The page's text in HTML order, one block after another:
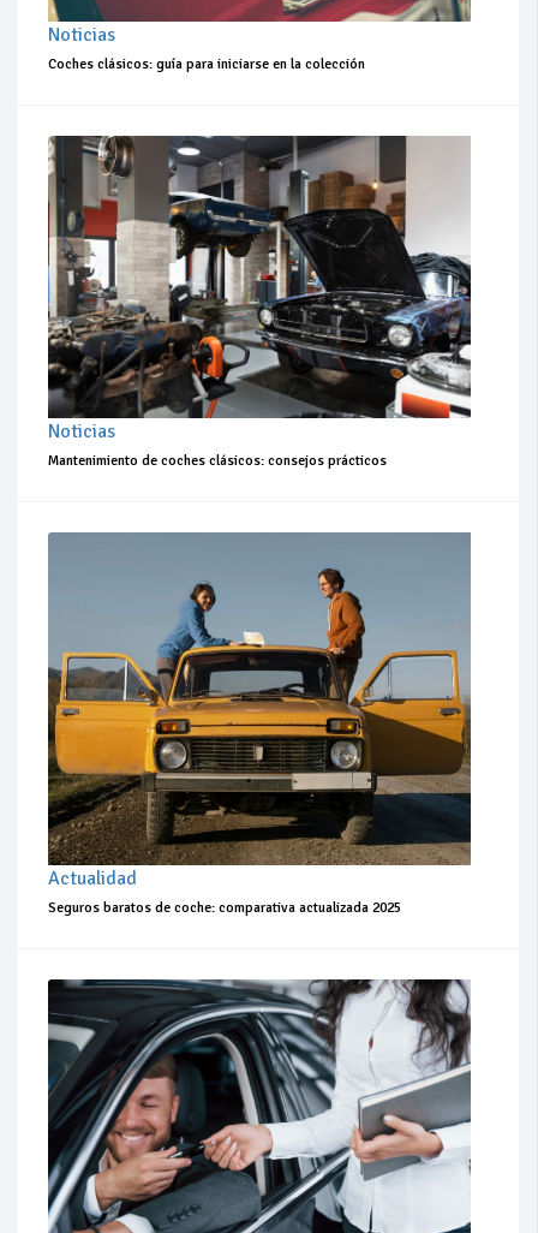
Noticias
Coches clásicos: guía para iniciarse en la colección
Noticias
Mantenimiento de coches clásicos: consejos prácticos
Actualidad
Seguros baratos de coche: comparativa actualizada 2025